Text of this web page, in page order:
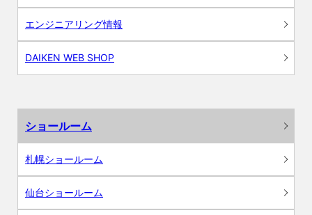
エンジニアリング情報
DAIKEN WEB SHOP
ショールーム
札幌ショールーム
仙台ショールーム